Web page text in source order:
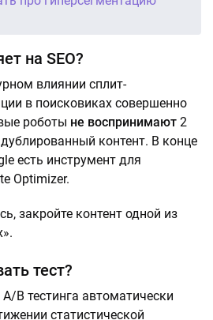
на SEO?
влиянии сплит-
в поисковиках совершенно
роботы не воспринимают 2
контент. В конце
есть инструмент для
Optimizer.
закройте контент одной из
тест?
B тестинга автоматически
статистической